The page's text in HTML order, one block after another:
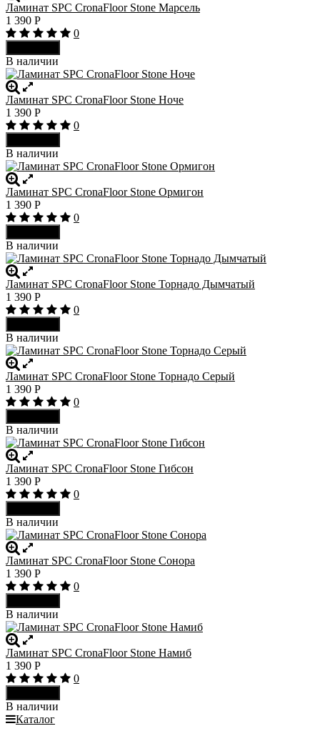
Ламинат SPC CronaFloor Stone Марсель
1 390 Р
0
В наличии
Ламинат SPC CronaFloor Stone Ноче
1 390 Р
0
В наличии
Ламинат SPC CronaFloor Stone Ормигон
1 390 Р
0
В наличии
Ламинат SPC CronaFloor Stone Торнадо Дымчатый
1 390 Р
0
В наличии
Ламинат SPC CronaFloor Stone Торнадо Серый
1 390 Р
0
В наличии
Ламинат SPC CronaFloor Stone Гибсон
1 390 Р
0
В наличии
Ламинат SPC CronaFloor Stone Сонора
1 390 Р
0
В наличии
Ламинат SPC CronaFloor Stone Намиб
1 390 Р
0
В наличии
Каталог